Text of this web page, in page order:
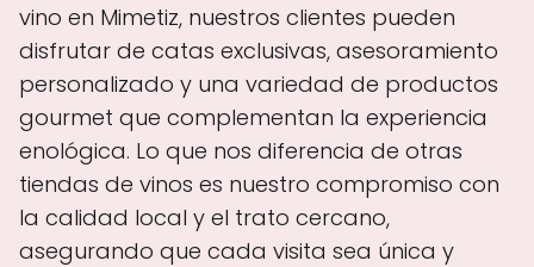
vino en Mimetiz, nuestros clientes pueden
disfrutar de catas exclusivas, asesoramiento
personalizado y una variedad de productos
gourmet que complementan la experiencia
enológica. Lo que nos diferencia de otras
tiendas de vinos es nuestro compromiso con
la calidad local y el trato cercano,
asegurando que cada visita sea única y